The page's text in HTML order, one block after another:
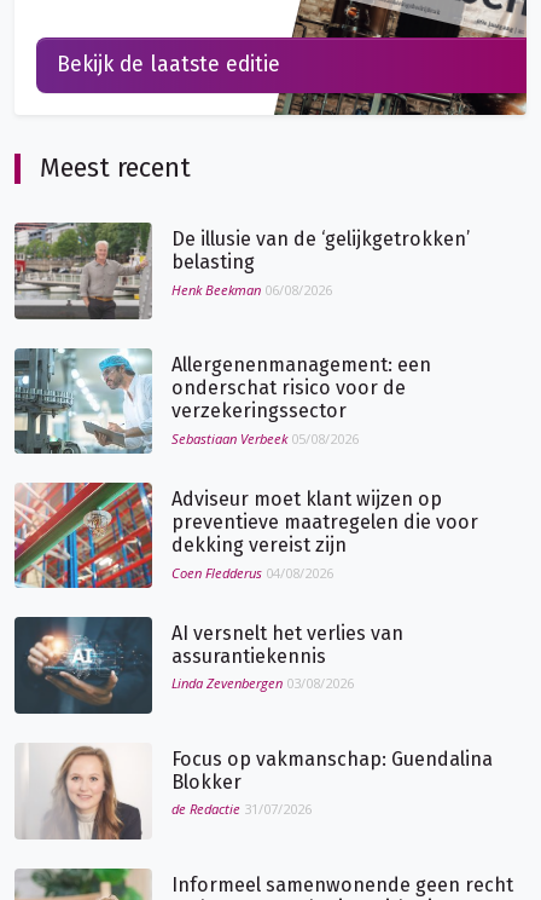
Meest recent
De illusie van de ‘gelijkgetrokken’
belasting
Henk Beekman 06/08/2026
Allergenenmanagement: een
onderschat risico voor de
verzekeringssector
Sebastiaan Verbeek 05/08/2026
Adviseur moet klant wijzen op
preventieve maatregelen die voor
dekking vereist zijn
Coen Fledderus 04/08/2026
AI versnelt het verlies van
assurantiekennis
Linda Zevenbergen 03/08/2026
Focus op vakmanschap: Guendalina
Blokker
de Redactie 31/07/2026
Informeel samenwonende geen recht
Bekijk de laatste editie